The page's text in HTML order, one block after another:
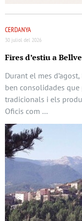
CERDANYA
30 juliol del 2026
Fires d’estiu a
Durant el mes
ben consolidades que
tradicionals i els
Oficis com …